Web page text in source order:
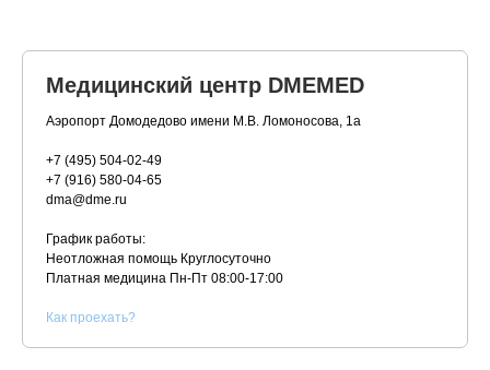
Медицинский центр DMEMED
Аэропорт Домодедово имени М.В. Ломоносова, 1а
+7 (495) 504-02-49
+7 (916) 580-04-65
dma@dme.ru
График работы:
Неотложная помощь Круглосуточно
Платная медицина Пн-Пт 08:00-17:00
Как проехать?